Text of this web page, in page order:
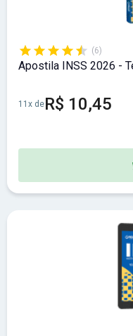
(6)
Apostila INSS 2026 -
11x deR$ 10,45